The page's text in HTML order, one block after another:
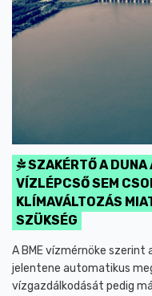
SZAKÉRTŐ A
VÍZLÉPCSŐ SEM
KLÍMAVÁLTOZÁS
SZÜKSÉG
A BME vízmérnöke
jelentene automatikus
vízgazdálkodását pedig